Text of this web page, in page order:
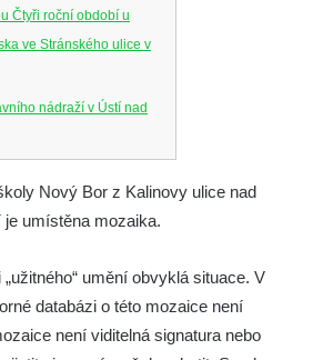
Čtyři roční období u
ve Stránského ulice v
nádraží v Ústí nad
fontáně na náměstí Míru
severních Čech na
národního
Nový Bor z Kalinovy ulice nad
umístěna mozaika.
umění obvyklá situace. V
databázi o této mozaice není
není viditelná signatura nebo